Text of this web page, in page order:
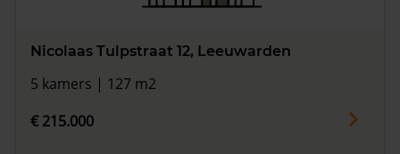
Nicolaas Tulpstraat 12, Leeuwarden
5 kamers | 127 m2
€ 215.000